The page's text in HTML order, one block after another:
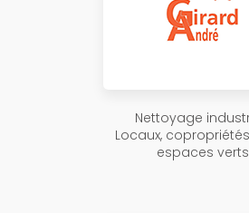
Nettoyage
Locaux,
espaces verts